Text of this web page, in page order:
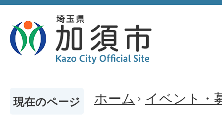
現在のページ ホーム イベント・